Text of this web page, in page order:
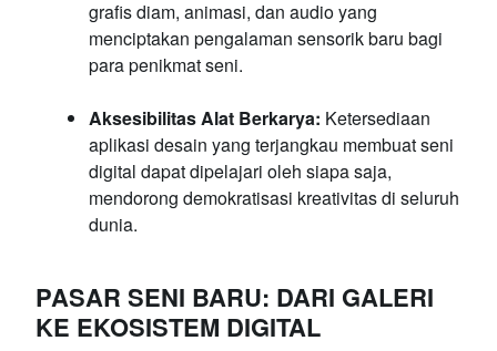
grafis diam, animasi, dan audio yang
menciptakan pengalaman sensorik baru bagi
para penikmat seni.
Aksesibilitas Alat Berkarya: Ketersediaan
aplikasi desain yang terjangkau membuat seni
digital dapat dipelajari oleh siapa saja,
mendorong demokratisasi kreativitas di seluruh
dunia.
PASAR SENI BARU: DARI GALERI
KE EKOSISTEM DIGITAL